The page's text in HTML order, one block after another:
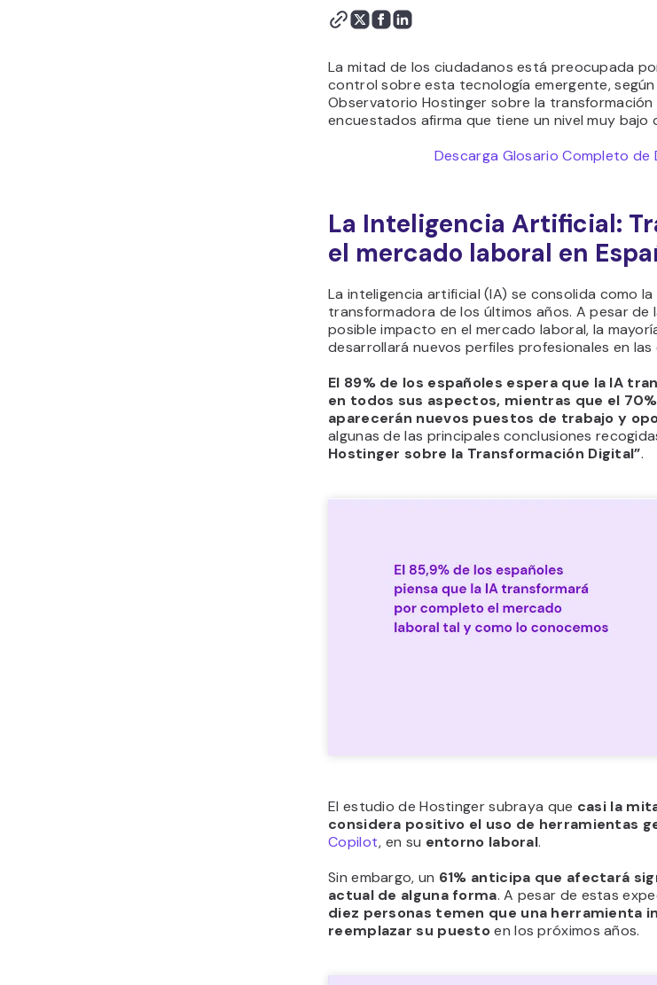
La mitad de los ciudadanos está preocupada
control sobre esta tecnología emergente,
Observatorio Hostinger sobre la transformación
encuestados afirma que tiene un nivel muy bajo
Descarga Glosario Completo de
La Inteligencia Artificial:
el mercado laboral en
La inteligencia artificial (IA) se consolida como
transformadora de los últimos años. A pesar de
posible impacto en el mercado laboral, la
desarrollará nuevos perfiles profesionales en las
El 89% de los españoles espera que la IA
en todos sus aspectos, mientras que el
aparecerán nuevos puestos de trabajo y
algunas de las principales conclusiones
Hostinger sobre la Transformación Digital”.
El estudio de Hostinger subraya que casi la
considera positivo el uso de herramientas
Copilot, en su entorno laboral.
Sin embargo, un 61% anticipa que afectará
actual de alguna forma. A pesar de estas
diez personas temen que una herramienta
reemplazar su puestoen los próximos años.